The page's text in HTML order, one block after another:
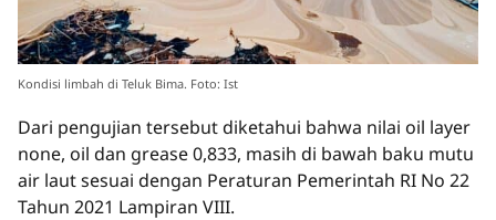
Kondisi limbah di Teluk Bima. Foto: Ist
Dari pengujian tersebut diketahui bahwa nilai oil layer
none, oil dan grease 0,833, masih di bawah baku mutu
air laut sesuai dengan Peraturan Pemerintah RI No 22
Tahun 2021 Lampiran VIII.